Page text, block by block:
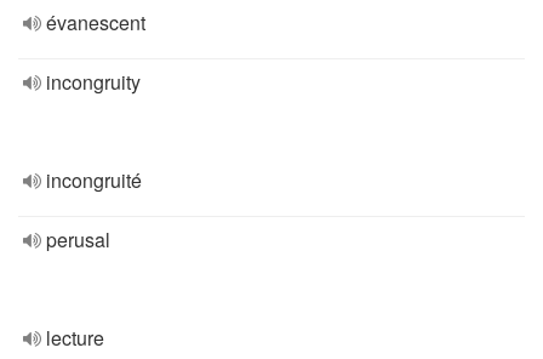
évanescent
incongruity
incongruité
perusal
lecture